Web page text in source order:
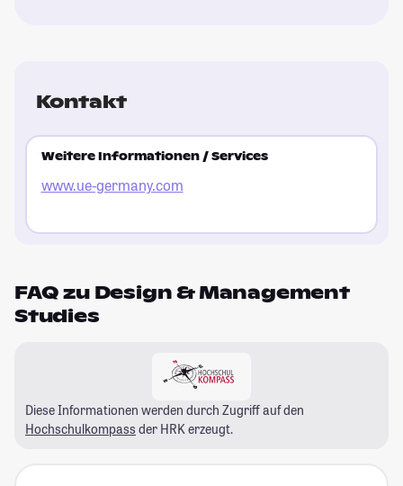
Kontakt
Weitere Informationen / Services
www.ue-germany.com
FAQ zu Design & Management
Studies
Diese Informationen werden durch Zugriff auf den
Hochschulkompass der HRK erzeugt.